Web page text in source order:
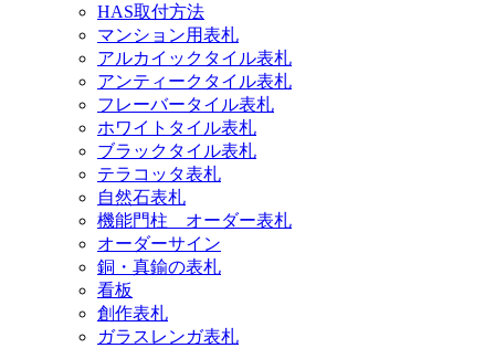
HAS取付方法
マンション用表札
アルカイックタイル表札
アンティークタイル表札
フレーバータイル表札
ホワイトタイル表札
ブラックタイル表札
テラコッタ表札
自然石表札
機能門柱 オーダー表札
オーダーサイン
銅・真鍮の表札
看板
創作表札
ガラスレンガ表札